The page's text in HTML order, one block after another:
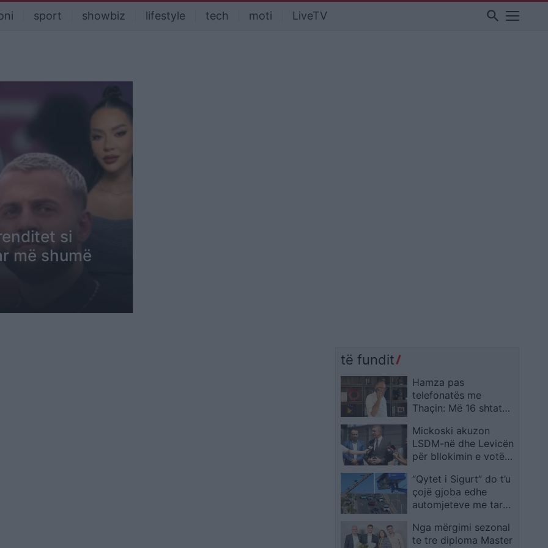
sport showbiz lifestyle tech moti LiveTV search
si
më shumë
të fundit
Hamza pas
telefonatës me
Thaçin: Më 16 shtator
triumfojë
Mickoski akuzon
LSDM-në dhe Levicën
për bllokimin e votës
diasporës: Synimi ynë
është që një ditë ata
të kthehen në atdhe
“Qytet i Sigurt” do t’u
çojë gjoba edhe
automjeteve me targa
Nga mërgimi sezonal
te tre diploma Master